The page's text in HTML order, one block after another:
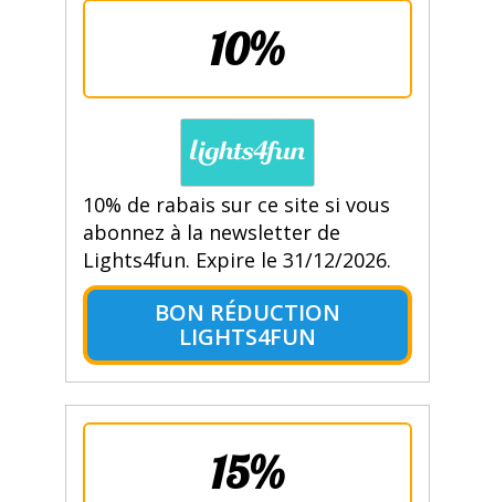
10%
10% de rabais sur ce site si vous
abonnez à la newsletter de
Lights4fun. Expire le 31/12/2026.
BON RÉDUCTION
LIGHTS4FUN
15%